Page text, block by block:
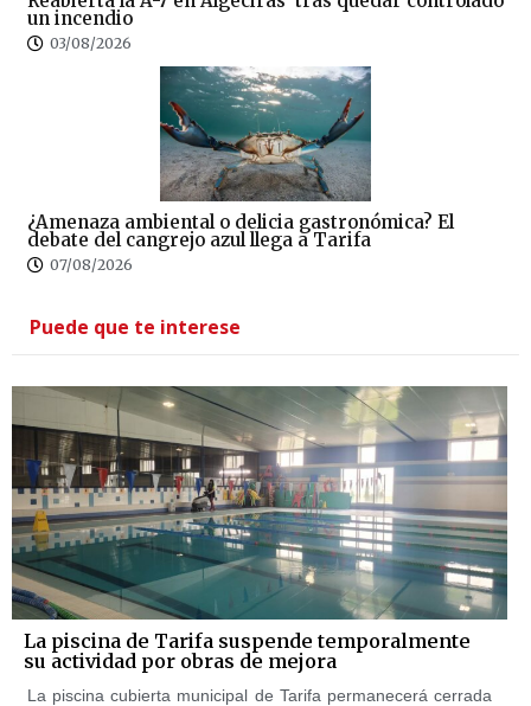
un incendio
03/08/2026
¿Amenaza ambiental o delicia gastronómica? El
debate del cangrejo azul llega a Tarifa
07/08/2026
Puede que te interese
La piscina de Tarifa suspende temporalmente
su actividad por obras de mejora
La piscina cubierta municipal de Tarifa permanecerá cerrada